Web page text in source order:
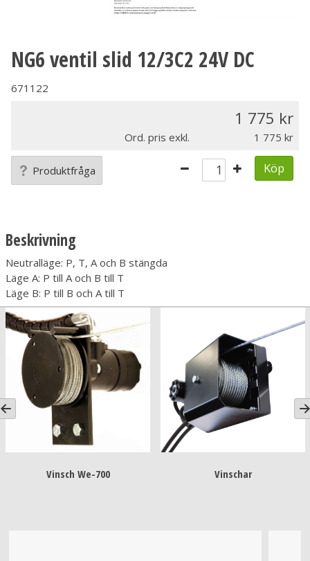
NG6 ventil slid 12/3C2 24V DC
671122
1 775
Ord. pris exkl. 1 775
Produktfråga Köp
Beskrivning
Neutralläge: P, T, A och B stängda
Läge A: P till A och B till T
Läge B: P till B och A till T
Vinsch We-700 Vinschar